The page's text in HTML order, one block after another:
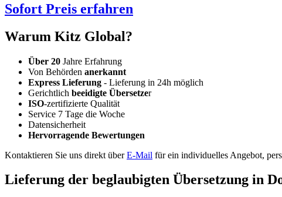
Sofort Preis erfahren
Warum Kitz Global?
Über 20 Jahre Erfahrung
Von Behörden anerkannt
Express Lieferung - Lieferung in 24h möglich
Gerichtlich beeidigte Übersetzer
ISO-zertifizierte Qualität
Service 7 Tage die Woche
Datensicherheit
Hervorragende Bewertungen
Kontaktieren Sie uns direkt überE-Mail für ein individuelles Angebot,
Lieferung der beglaubigten Übersetzung in